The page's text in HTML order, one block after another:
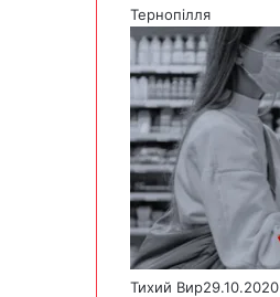
Тернопілля
Тихий Вир29.10.2020